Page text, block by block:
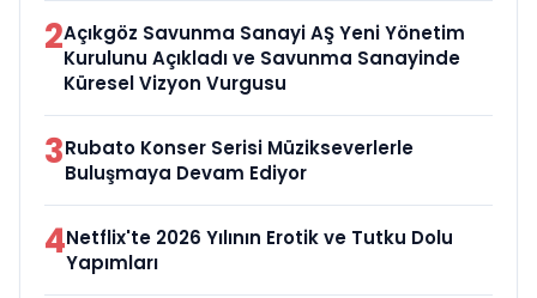
2Açıkgöz Savunma Sanayi AŞ Yeni Yönetim
Kurulunu Açıkladı ve Savunma Sanayinde
Küresel Vizyon Vurgusu
3Rubato Konser Serisi Müzikseverlerle
Buluşmaya Devam Ediyor
4Netflix'te 2026 Yılının Erotik ve Tutku Dolu
Yapımları